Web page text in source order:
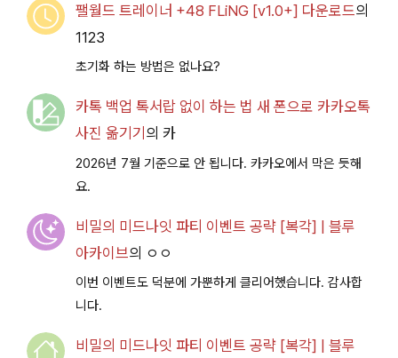
팰월드 트레이너 +48 FLiNG [v1.0+] 다운로드의
1123
초기화 하는 방법은 없나요?
카톡 백업 톡서랍 없이 하는 법 새 폰으로 카카오톡
사진 옮기기 의 카
2026년 7월 기준으로 안 됩니다. 카카오에서 막은 듯해
요.
비밀의 미드나잇 파티 이벤트 공략 [복각] | 블루
아카이브의 ㅇㅇ
이번 이벤트도 덕분에 가뿐하게 클리어했습니다. 감사합
니다.
비밀의 미드나잇 파티 이벤트 공략 [복각] | 블루